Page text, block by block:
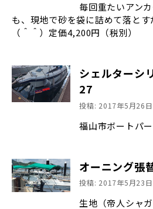
毎回重たいアン
も、現地で砂を袋に詰めて落と
（＾＾）定価4,200円（税別）
シェルターシ
27
投稿: 2017年5月26日
福山市ボートパ
オーニング張
投稿: 2017年5月23日
生地（帝人シャ